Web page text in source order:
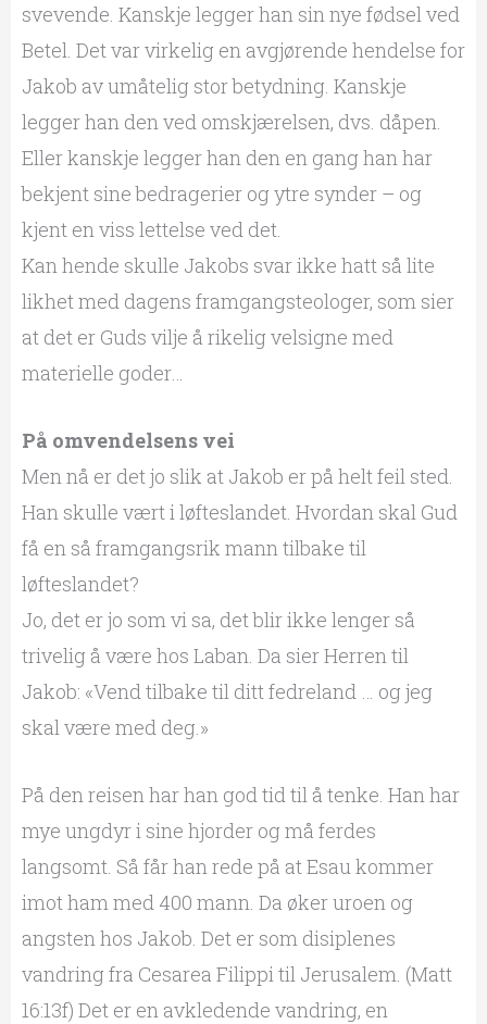
svevende. Kanskje legger han sin nye fødsel ved
Betel. Det var virkelig en avgjørende hendelse for
Jakob av umåtelig stor betydning. Kanskje
legger han den ved omskjærelsen, dvs. dåpen.
Eller kanskje legger han den en gang han har
bekjent sine bedragerier og ytre synder – og
kjent en viss lettelse ved det.
Kan hende skulle Jakobs svar ikke hatt så lite
likhet med dagens framgangsteologer, som sier
at det er Guds vilje å rikelig velsigne med
materielle goder…
På omvendelsens vei
Men nå er det jo slik at Jakob er på helt feil sted.
Han skulle vært i løfteslandet. Hvordan skal Gud
få en så framgangsrik mann tilbake til
løfteslandet?
Jo, det er jo som vi sa, det blir ikke lenger så
trivelig å være hos Laban. Da sier Herren til
Jakob: «Vend tilbake til ditt fedreland … og jeg
skal være med deg.»
På den reisen har han god tid til å tenke. Han har
mye ungdyr i sine hjorder og må ferdes
langsomt. Så får han rede på at Esau kommer
imot ham med 400 mann. Da øker uroen og
angsten hos Jakob. Det er som disiplenes
vandring fra Cesarea Filippi til Jerusalem. (Matt
16:13f) Det er en avkledende vandring, en